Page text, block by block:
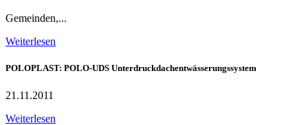
Gemeinden,...
Weiterlesen
POLOPLAST: POLO-UDS Unterdruckdachentwässerungssystem
21.11.2011
Weiterlesen